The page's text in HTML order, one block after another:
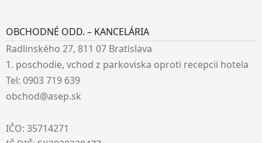
OBCHODNÉ ODD. – KANCELÁRIA
Radlinského 27, 811 07 Bratislava
1. poschodie, vchod z parkoviska oproti recepcii hotela
Tel: 0903 719 639
obchod@asep.sk
IČO: 35714271